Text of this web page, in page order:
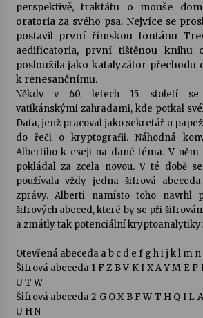
Za kulturou kousek za
odkaz Josefa Čapka
13. 7. 2026
Varhanní recitál Michala
Želiv
3. 7. 2026
Petr Adamec – Malovaný
30. 6. 2026
perspektivě, traktátu o mouše
oratoria za svého psa. Nejvíce se
postavil první římskou fontánu
aedificatoria, první tištěnou knihu
posloužila jako katalyzátor přechodu
k renesančnímu.
Někdy v 60. letech 15. století se
vatikánskými zahradami, kde potkal
Data, jenž pracoval jako sekretář u
do řeči o kryptografii. Náhodná
Albertiho k eseji na dané téma. V
pokládal za zcela novou. V té době
používala vždy jedna šifrová
zprávy. Alberti namísto toho navrhl
šifrových abeced, které by se při
a zmátly tak potenciální kryptoanalytiky:
Otevřená abeceda a b c d e f g h i j k l m n
Šifrová abeceda 1 F Z B V K I X A Y M E P
U T W
Šifrová abeceda 2 G O X B F W T H Q I L A
U H N